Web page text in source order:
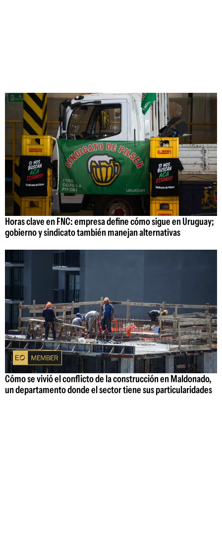
Horas clave en FNC: empresa define cómo sigue en Uruguay;
gobierno y sindicato también manejan alternativas
Cómo se vivió el conflicto de la construcción en Maldonado,
un departamento donde el sector tiene sus particularidades